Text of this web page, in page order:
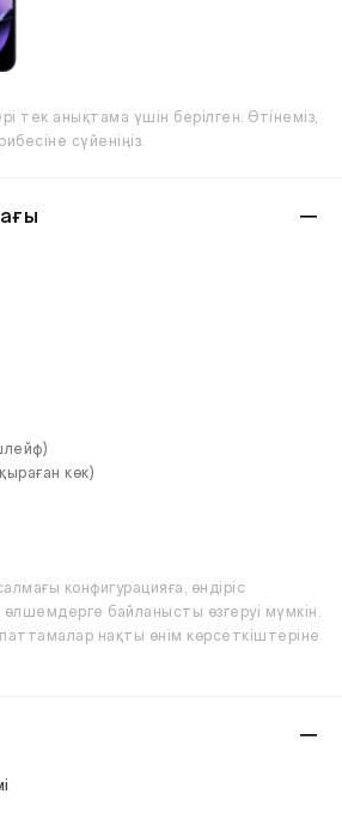
тек анықтама үшін берілген. Өтінеміз,
сүйеніңіз.
көк)
конфигурацияға, өндіріс
байланысты өзгеруі мүмкін.
нақты өнім көрсеткіштеріне